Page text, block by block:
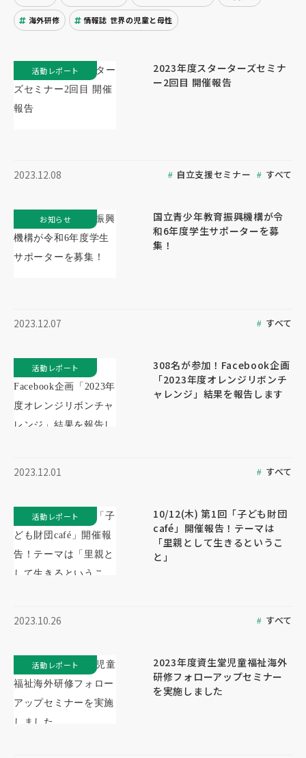
海外研修 情報誌 世界の児童と母性
2023年度スターターズセミナ
ー2回目 開催報告
2023.12.08 自立支援セミナー すべて
活動レポート
国立青少年教育振興機構が令
和6年度学生サポーターを募
集！
2023.12.07 すべて
お知らせ
308名が参加！Facebook企画
「2023年度オレンジリボンチ
ャレンジ」結果を報告します
2023.12.01 すべて
活動レポート
10/12(木) 第1回「子ども財団
café」開催報告！テーマは
「里親として生きるというこ
と」
2023.10.26 すべて
活動レポート
2023年度資生堂児童福祉海外
研修フォローアップセミナー
を実施しました
活動レポート